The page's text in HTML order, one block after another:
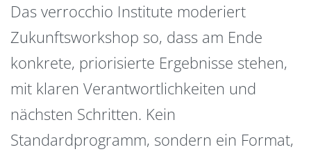
Das verrocchio Institute moderiert
Zukunftsworkshop so, dass am Ende
konkrete, priorisierte Ergebnisse stehen,
mit klaren Verantwortlichkeiten und
nächsten Schritten. Kein
Standardprogramm, sondern ein Format,